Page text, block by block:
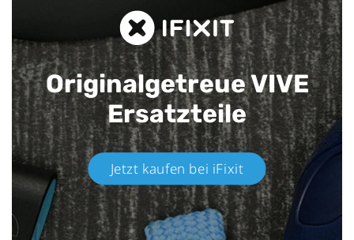
Originalgetreue VIVE
Ersatzteile
Jetzt kaufen bei iFixit​